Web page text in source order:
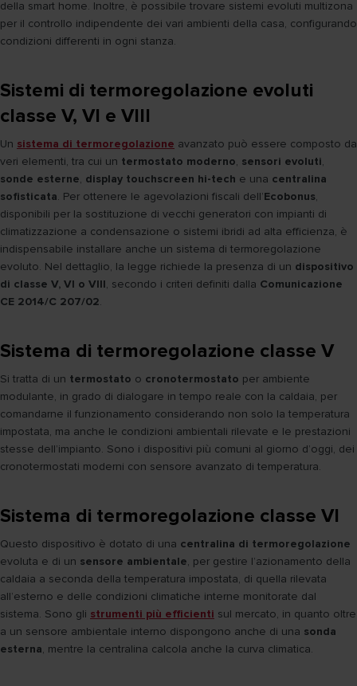
della smart home. Inoltre, è possibile trovare sistemi evoluti multizona
per il controllo indipendente dei vari ambienti della casa, configurando
condizioni differenti in ogni stanza.
Sistemi di termoregolazione evoluti
classe V, VI e VIII
Un sistema di termoregolazione avanzato può essere composto da
veri elementi, tra cui un termostato moderno, sensori evoluti,
sonde esterne, display touchscreen hi-tech e una centralina
sofisticata. Per ottenere le agevolazioni fiscali dell’Ecobonus,
disponibili per la sostituzione di vecchi generatori con impianti di
climatizzazione a condensazione o sistemi ibridi ad alta efficienza, è
indispensabile installare anche un sistema di termoregolazione
evoluto. Nel dettaglio, la legge richiede la presenza di un dispositivo
di classe V, VI o VIII, secondo i criteri definiti dalla Comunicazione
CE 2014/C 207/02.
Sistema di termoregolazione classe V
Si tratta di un termostato o cronotermostato per ambiente
modulante, in grado di dialogare in tempo reale con la caldaia, per
comandarne il funzionamento considerando non solo la temperatura
impostata, ma anche le condizioni ambientali rilevate e le prestazioni
stesse dell’impianto. Sono i dispositivi più comuni al giorno d’oggi, dei
cronotermostati moderni con sensore avanzato di temperatura.
Sistema di termoregolazione classe VI
Questo dispositivo è dotato di una centralina di termoregolazione
evoluta e di un sensore ambientale, per gestire l’azionamento della
caldaia a seconda della temperatura impostata, di quella rilevata
all’esterno e delle condizioni climatiche interne monitorate dal
sistema. Sono gli strumenti più efficienti sul mercato, in quanto oltre
a un sensore ambientale interno dispongono anche di una sonda
esterna, mentre la centralina calcola anche la curva climatica.